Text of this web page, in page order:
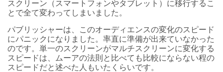
スクリーン（スマートフォンやタブレット）に移行するこ
とで全て変わってしまいました。
パブリッシャーは、このオーディエンスの変化のスピード
にパニックになりました。率直に準備が出来ていなかった
のです。単一のスクリーンがマルチスクリーンに変化する
スピードは、ムーアの法則と比べても比較にならない程の
スピードだと述べた人もいたくらいです。